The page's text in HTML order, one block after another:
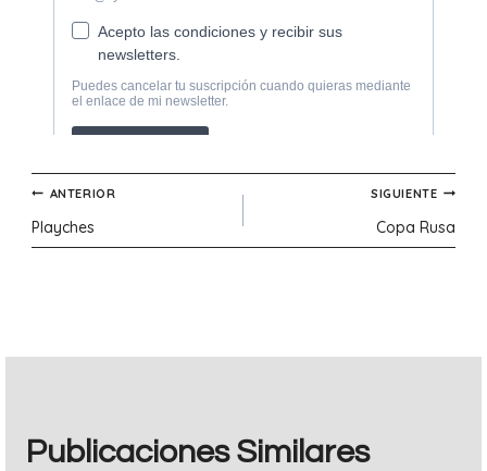
Navegación
de
ANTERIOR
Playches
SIGUIENTE
Copa Rusa
Publicaciones Similares